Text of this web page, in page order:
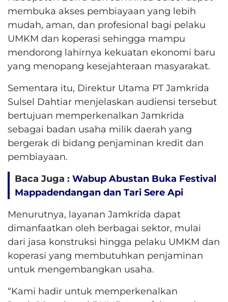
membuka akses pembiayaan yang lebih
mudah, aman, dan profesional bagi pelaku
UMKM dan koperasi sehingga mampu
mendorong lahirnya kekuatan ekonomi baru
yang menopang kesejahteraan masyarakat.
Sementara itu, Direktur Utama PT Jamkrida
Sulsel Dahtiar menjelaskan audiensi tersebut
bertujuan memperkenalkan Jamkrida
sebagai badan usaha milik daerah yang
bergerak di bidang penjaminan kredit dan
pembiayaan.
Baca Juga : Wabup Abustan Buka Festival
Mappadendangan dan Tari Sere Api
Menurutnya, layanan Jamkrida dapat
dimanfaatkan oleh berbagai sektor, mulai
dari jasa konstruksi hingga pelaku UMKM dan
koperasi yang membutuhkan penjaminan
untuk mengembangkan usaha.
“Kami hadir untuk memperkenalkan